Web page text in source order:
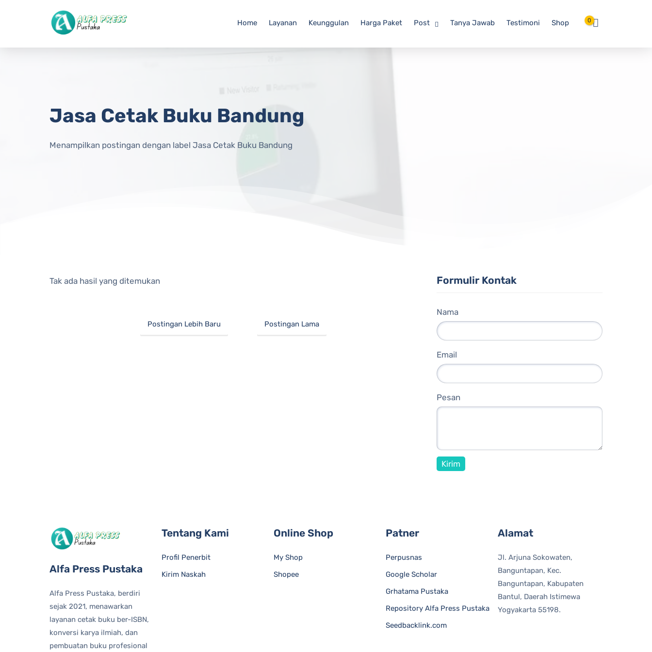
Langsung ke konten utama
Home Layanan Keunggulan Harga Paket Post Tanya Jawab Testimoni Shop 0
Jasa Cetak Buku Bandung
Menampilkan postingan dengan label Jasa Cetak Buku Bandung
Tak ada hasil yang ditemukan
Postingan Lebih Baru Postingan Lama
Formulir Kontak
Nama
Email
Pesan
Alfa Press Pustaka
Alfa Press Pustaka, berdiri
sejak 2021, menawarkan
layanan cetak buku ber-ISBN,
konversi karya ilmiah, dan
pembuatan buku profesional
Tentang Kami
Profil Penerbit
Kirim Naskah
Online Shop
My Shop
Shopee
Patner
Perpusnas
Google Scholar
Grhatama Pustaka
Repository Alfa Press Pustaka
Seedbacklink.com
Alamat
Jl. Arjuna Sokowaten,
Banguntapan, Kec.
Banguntapan, Kabupaten
Bantul, Daerah Istimewa
Yogyakarta 55198.